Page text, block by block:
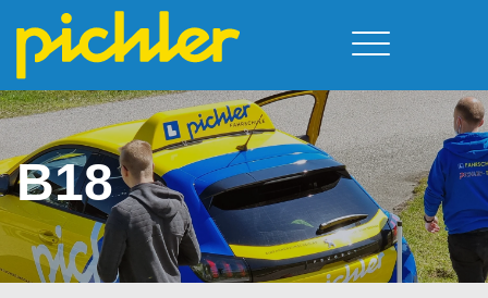
Führerschein & Kurstermine
Moped
A - Scheine + Code 111
B - Scheine
BE - Schein + Code 96
C - Schein
Deine Vorteile
Team
Kursorte
Neufelden
Walding
Aigen-Schlägl
Service
Prüfungstermine
Downloads
Kontakt
B18